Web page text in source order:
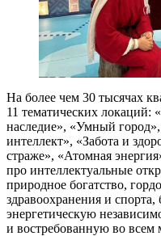
На более чем 30 тысячах
11 тематических локаций:
наследие», «Умный
интеллект», «Забота и
страже», «Атомная
про интеллектуальные
природное богатство,
здравоохранения и спорта,
энергетическую
и востребованную во